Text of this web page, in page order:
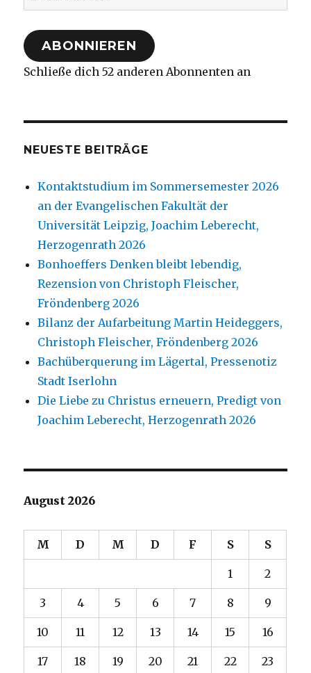
Mail-
Adresse
ABONNIEREN
Schließe dich 52 anderen Abonnenten an
NEUESTE BEITRÄGE
Kontaktstudium im Sommersemester 2026
an der Evangelischen Fakultät der
Universität Leipzig, Joachim Leberecht,
Herzogenrath 2026
Bonhoeffers Denken bleibt lebendig,
Rezension von Christoph Fleischer,
Fröndenberg 2026
Bilanz der Aufarbeitung Martin Heideggers,
Christoph Fleischer, Fröndenberg 2026
Bachüberquerung im Lägertal, Pressenotiz
Stadt Iserlohn
Die Liebe zu Christus erneuern, Predigt von
Joachim Leberecht, Herzogenrath 2026
August 2026
M D M D F S S
1 2
3 4 5 6 7 8 9
10 11 12 13 14 15 16
17 18 19 20 21 22 23